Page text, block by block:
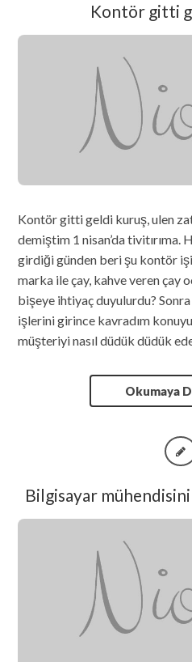
Kontör gitti
Kontör gitti geldi kuruş, ulen
demiştim 1 nisan’da
girdiği günden beri şu kontör
marka ile çay, kahve veren çay
bişeye ihtiyaç duyulurdu?
işlerini girince kavradım
müşteriyi nasıl düdük düdük
Okumaya
Bilgisayar